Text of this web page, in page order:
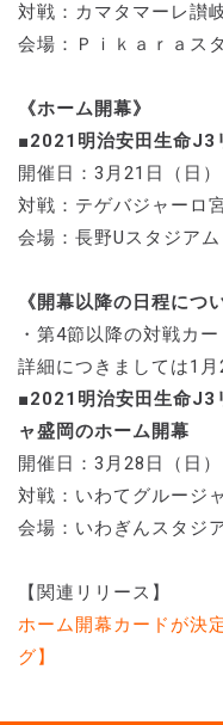
対戦：カマタマーレ讃
会場：Ｐｉｋａｒａス
《ホーム開幕》
■2021明治安田生命J3
開催日：3月21日（日）
対戦：テゲバジャーロ
会場：長野Uスタジアム
《開幕以降の日程につ
・第4節以降の対戦カ
詳細につきましては1月
■2021明治安田生命
ャ盛岡のホーム開幕
開催日：3月28日（日）
対戦：いわてグルージ
会場：いわぎんスタジ
【関連リリース】
ホーム開幕カードが決
グ】